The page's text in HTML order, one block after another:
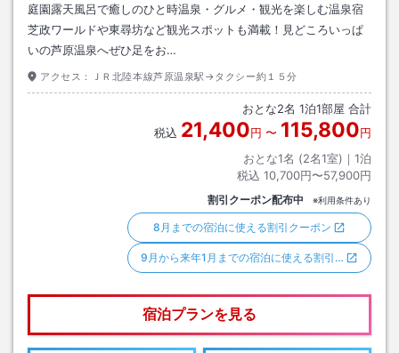
庭園露天風呂で癒しのひと時温泉・グルメ・観光を楽しむ温泉宿
芝政ワールドや東尋坊など観光スポットも満載！見どころいっぱ
いの芦原温泉へぜひ足をお…
アクセス： ＪＲ北陸本線芦原温泉駅→タクシー約１５分
おとな2名 1泊1部屋 合計
税込 21,400円 〜 115,800円
おとな1名 (2名1室)｜ 1泊
税込 10,700円〜57,900円
割引クーポン配布中 ※利用条件あり
8月までの宿泊に使える割引クーポン
9月から来年1月までの宿泊に使える割引…
宿泊プランを見る